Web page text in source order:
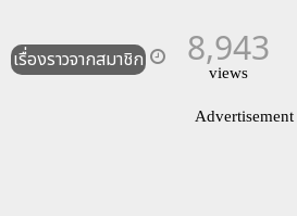
เรื่องราวจากสมาชิก 8,943
views
Advertisement